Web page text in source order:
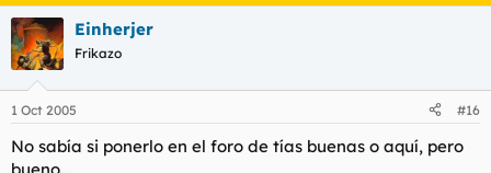
Einherjer
Frikazo
1 Oct 2005 #16
No sabía si ponerlo en el foro de tías buenas o aquí, pero
bueno...